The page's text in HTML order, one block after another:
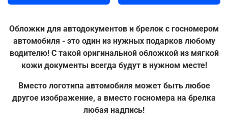
Обложки для автодокументов и брелок с госномером
автомобиля - это один из нужных подарков любому
водителю! С такой оригинальной обложкой из мягкой
кожи документы всегда будут в нужном месте!
Вместо логотипа автомобиля может быть любое
другое изображение, а вместо госномера на брелка
любая надпись!